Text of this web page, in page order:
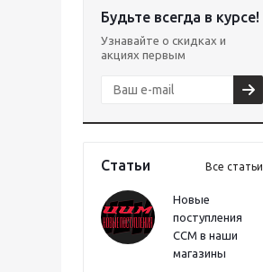
Будьте всегда в курсе!
Узнавайте о скидках и
акциях первым
Статьи Все статьи
Новые
поступления
CCM в наши
магазины